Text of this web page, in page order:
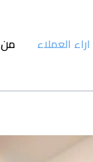
اراء العملاء